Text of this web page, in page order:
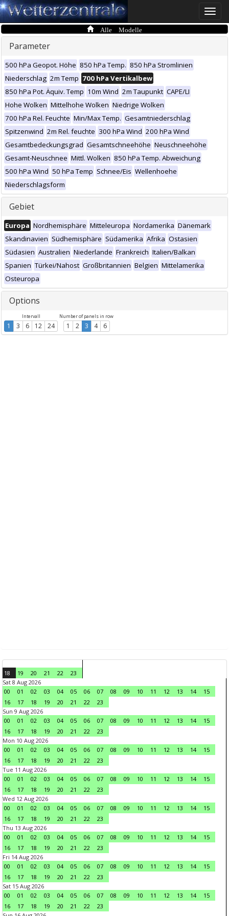
Toggle
Alle Modelle
Parameter
500 hPa Geopot. Höhe 850 hPa Temp. 850 hPa Stromlinien
Niederschlag 2m Temp 700 hPa Vertikalbew
850 hPa Pot. Äquiv. Temp 10m Wind 2m Taupunkt CAPE/LI
Hohe Wolken Mittelhohe Wolken Niedrige Wolken
700 hPa Rel. Feuchte Min/Max Temp. Gesamtniederschlag
Spitzenwind 2m Rel. feuchte 300 hPa Wind 200 hPa Wind
Gesamtbedeckungsgrad Gesamtschneehöhe Neuschneehöhe
Gesamt-Neuschnee Mittl. Wolken 850 hPa Temp. Abweichung
500 hPa Wind 50 hPa Temp Schnee/Eis Wellenhoehe
Niederschlagsform
Gebiet
Europa Nordhemisphäre Mitteleuropa Nordamerika Dänemark
Skandinavien Südhemisphäre Südamerika Afrika Ostasien
Südasien Australien Niederlande Frankreich Italien/Balkan
Spanien Türkei/Nahost Großbritannien Belgien Mittelamerika
Osteuropa
Options
Intervall
1 3 6 12 24
Number of panels in row
1 2 3 4 6
18 19 20 21 22
23
Sat 8 Aug 2026
00
01 02 03 04 05 06 07 08 09 10 11 12 13 14
15
16
17 18 19 20 21 22
23
Sun 9 Aug 2026
00
01 02 03 04 05 06 07 08 09 10 11 12 13 14
15
16
17 18 19 20 21 22
23
Mon 10 Aug 2026
00
01 02 03 04 05 06 07 08 09 10 11 12 13 14
15
16
17 18 19 20 21 22
23
Tue 11 Aug 2026
00
01 02 03 04 05 06 07 08 09 10 11 12 13 14
15
16
17 18 19 20 21 22
23
Wed 12 Aug 2026
00
01 02 03 04 05 06 07 08 09 10 11 12 13 14
15
16
17 18 19 20 21 22
23
Thu 13 Aug 2026
00
01 02 03 04 05 06 07 08 09 10 11 12 13 14
15
16
17 18 19 20 21 22
23
Fri 14 Aug 2026
00
01 02 03 04 05 06 07 08 09 10 11 12 13 14
15
16
17 18 19 20 21 22
23
Sat 15 Aug 2026
00
01 02 03 04 05 06 07 08 09 10 11 12 13 14
15
16
17 18 19 20 21 22
23